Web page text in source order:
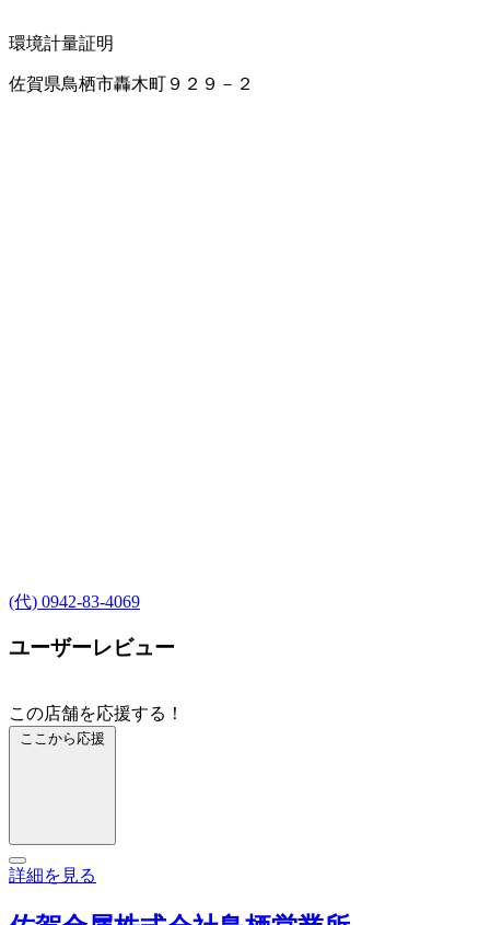
環境計量証明
佐賀県鳥栖市轟木町９２９－２
(代) 0942-83-4069
ユーザーレビュー
この店舗を応援する！
ここから応援
詳細を見る